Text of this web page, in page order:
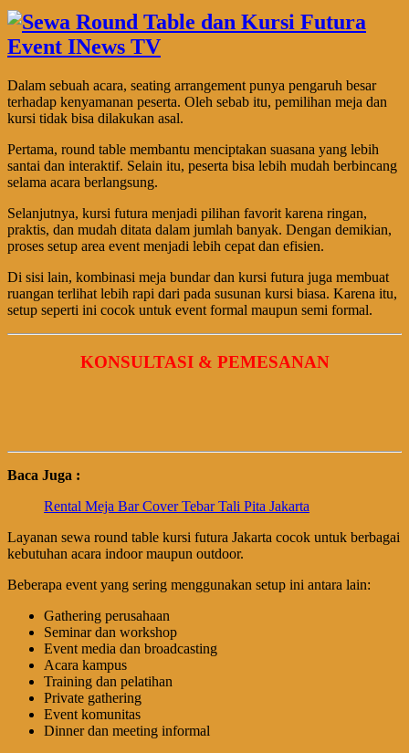
Dalam sebuah acara, seating arrangement punya pengaruh besar
terhadap kenyamanan peserta. Oleh sebab itu, pemilihan meja dan
kursi tidak bisa dilakukan asal.
Pertama, round table membantu menciptakan suasana yang lebih
santai dan interaktif. Selain itu, peserta bisa lebih mudah berbincang
selama acara berlangsung.
Selanjutnya, kursi futura menjadi pilihan favorit karena ringan,
praktis, dan mudah ditata dalam jumlah banyak. Dengan demikian,
proses setup area event menjadi lebih cepat dan efisien.
Di sisi lain, kombinasi meja bundar dan kursi futura juga membuat
ruangan terlihat lebih rapi dari pada susunan kursi biasa. Karena itu,
setup seperti ini cocok untuk event formal maupun semi formal.
KONSULTASI & PEMESANAN
Baca Juga :
Rental Meja Bar Cover Tebar Tali Pita Jakarta
Layanan sewa round table kursi futura Jakarta cocok untuk berbagai
kebutuhan acara indoor maupun outdoor.
Beberapa event yang sering menggunakan setup ini antara lain:
Gathering perusahaan
Seminar dan workshop
Event media dan broadcasting
Acara kampus
Training dan pelatihan
Private gathering
Event komunitas
Dinner dan meeting informal